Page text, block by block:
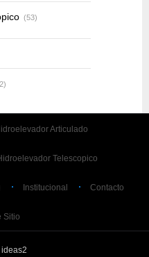
(53)
Articulado
Telescopico
Institucional Contacto
Sitio
ideas2